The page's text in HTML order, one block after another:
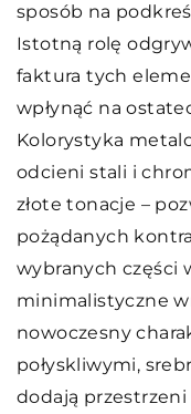
sposób na
Istotną rolę
faktura tych
wpłynąć na
Kolorystyka
odcieni stali i
złote tonacje –
pożądanych
wybranych części
minimalistyczne
nowoczesny
połyskliwymi,
dodają